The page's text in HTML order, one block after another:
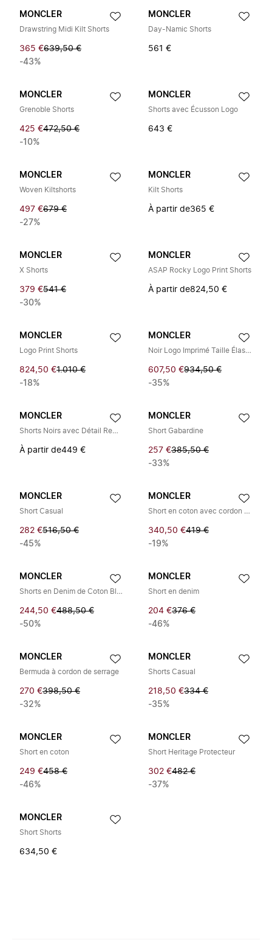
MONCLER
Drawstring Midi Kilt Shorts
365 €639,50 €
-43%
MONCLER
Day-Namic Shorts
561 €
MONCLER
Grenoble Shorts
425 €472,50 €
-10%
MONCLER
Shorts avec Écusson Logo
643 €
MONCLER
Woven Kiltshorts
497 €679 €
-27%
MONCLER
Kilt Shorts
À partir de365 €
MONCLER
X Shorts
379 €541 €
-30%
MONCLER
ASAP Rocky Logo Print Shorts
À partir de824,50 €
MONCLER
Logo Print Shorts
824,50 €1.010 €
-18%
MONCLER
Noir Logo Imprimé Taille Élastique
607,50 €934,50 €
-35%
MONCLER
Shorts Noirs avec Détail Rembourré
À partir de449 €
MONCLER
Short Gabardine
257 €385,50 €
-33%
MONCLER
Short Casual
282 €516,50 €
-45%
MONCLER
Short en coton avec cordon de serrage et fermeture éclair
340,50 €419 €
-19%
MONCLER
Shorts en Denim de Coton Bleu Marine avec Poche
244,50 €488,50 €
-50%
MONCLER
Short en denim
204 €376 €
-46%
MONCLER
Bermuda à cordon de serrage
270 €398,50 €
-32%
MONCLER
Shorts Casual
218,50 €334 €
-35%
MONCLER
Short en coton
249 €458 €
-46%
MONCLER
Short Heritage Protecteur
302 €482 €
-37%
MONCLER
Short Shorts
634,50 €